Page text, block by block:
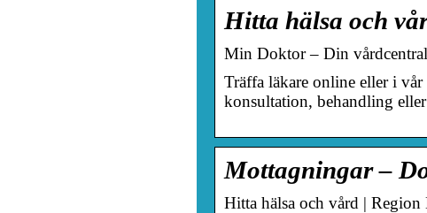
Hitta hälsa och
Min Doktor – Din
Träffa läkare online eller i
konsultation, behandling
Mottagningar –
Hitta hälsa och vård | Region